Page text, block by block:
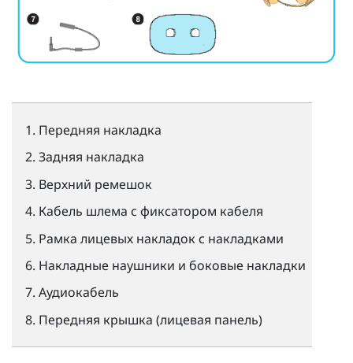
Передняя накладка
Задняя накладка
Верхний ремешок
Кабель шлема с фиксатором кабеля
Рамка лицевых накладок с накладками
Накладные наушники и боковые накладки
Аудиокабель
Передняя крышка (лицевая панель)